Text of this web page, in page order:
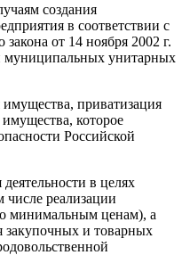
создания
в соответствии с
от 14 ноября 2002 г.
унитарных
приватизация
которое
Российской
в целях
числе реализации
минимальным ценам), а
закупочных и товарных